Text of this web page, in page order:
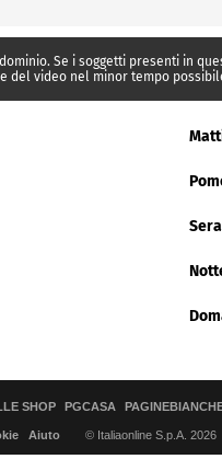
Se i soggetti presenti in
del video nel minor tempo
Sera
SHOP PGCASA
Aiuto © Italiaonline S.p.A. 2026